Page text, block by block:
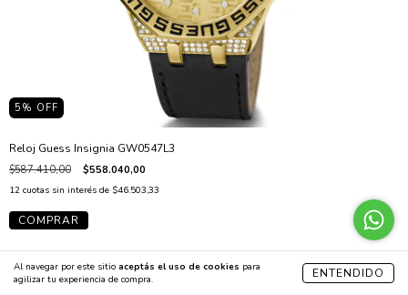
Al navegar por este sitio aceptás el uso de cookies para
agilizar tu experiencia de compra.
ENTENDIDO
5 % OFF
Reloj Guess Insignia GW0547L3
$587.410,00 $558.040,00
12 cuotas sin interés de $46.503,33